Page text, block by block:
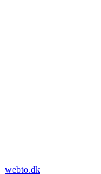
webto.dk